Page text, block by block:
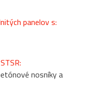
panelov s:
nosníky a